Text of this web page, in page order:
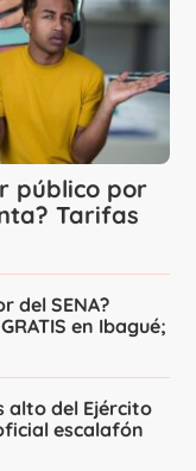
público por
Tarifas
del SENA?
en Ibagué;
alto del Ejército
escalafón